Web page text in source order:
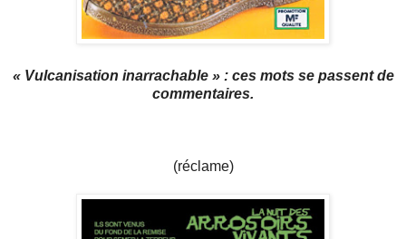
« Vulcanisation inarrachable » : ces mots se passent de
commentaires.
(réclame)